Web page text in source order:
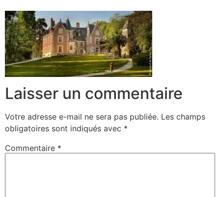
Laisser un commentaire
Votre adresse e-mail ne sera pas publiée. Les champs
obligatoires sont indiqués avec *
Commentaire *